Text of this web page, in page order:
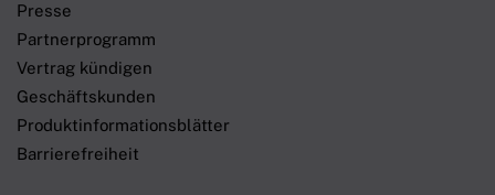
Presse
Partnerprogramm
Vertrag kündigen
Geschäftskunden
Produktinformationsblätter
Barrierefreiheit